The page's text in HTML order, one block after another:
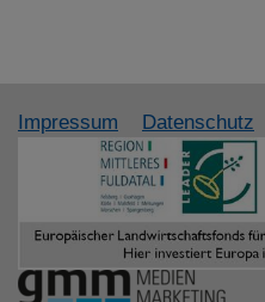
Impressum Datenschutz